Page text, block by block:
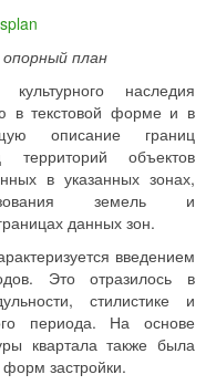
план
наследия
в текстовой форме и в
описание границ
объектов
в указанных зонах,
земель и
данных зон.
введением
Это отразилось в
стилистике и
периода. На основе
квартала также была
форм застройки.